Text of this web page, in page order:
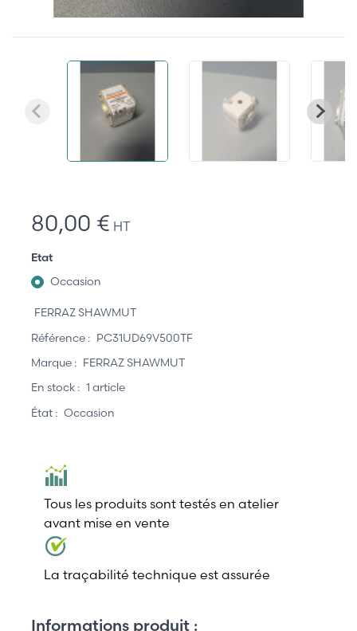
80,00 € HT
Etat
Occasion
FERRAZ SHAWMUT
Référence : PC31UD69V500TF
Marque : FERRAZ SHAWMUT
En stock : 1 article
État : Occasion
Tous les produits sont testés en atelier
avant mise en vente
La traçabilité technique est assurée
Informations produit :